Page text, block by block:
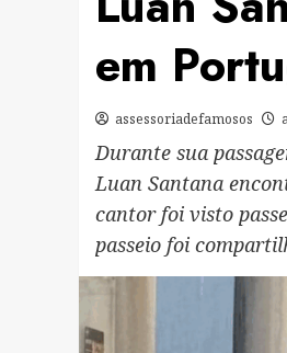
em
assessoriadefamosos
Durante sua
Luan Santana
cantor foi visto
passeio foi